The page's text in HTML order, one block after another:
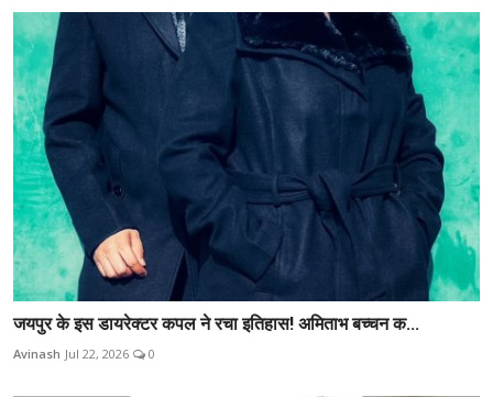
जयपुर के इस डायरेक्टर कपल ने रचा इतिहास! अमिताभ बच्चन क...
Avinash Jul 22, 2026 0